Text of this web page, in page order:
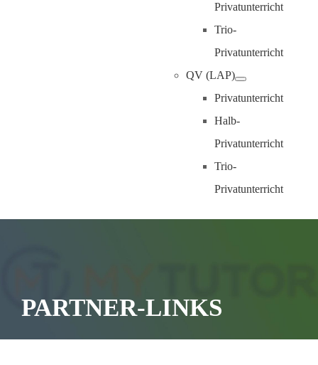
Privatunterricht
Trio-
Privatunterricht
QV (LAP)
Privatunterricht
Halb-
Privatunterricht
Trio-
Privatunterricht
PARTNER-LINKS